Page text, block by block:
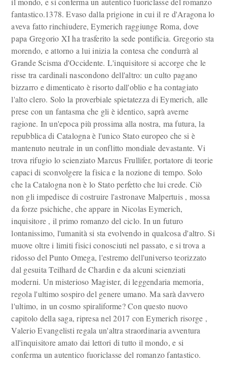
fantastico.1378. Evaso dalla prigione in cui il re d'Aragona lo
aveva fatto rinchiudere, Eymerich raggiunge Roma, dove
papa Gregorio XI ha trasferito la sede pontificia. Gregorio sta
morendo, e attorno a lui inizia la contesa che condurrà al
Grande Scisma d'Occidente. L'inquisitore si accorge che le
risse tra cardinali nascondono dell'altro: un culto pagano
bizzarro e dimenticato è risorto dall'oblio e ha contagiato
l'alto clero. Solo la proverbiale spietatezza di Eymerich, alle
prese con un fantasma che gli è identico, saprà averne
ragione. In un'epoca più prossima alla nostra, ma futura, la
repubblica di Catalogna è l'unico Stato europeo che si è
mantenuto neutrale in un conflitto mondiale devastante. Vi
trova rifugio lo scienziato Marcus Frullifer, portatore di teorie
capaci di sconvolgere la fisica e la nozione di tempo. Solo
che la Catalogna non è lo Stato perfetto che lui crede. Ciò
non gli impedisce di costruire l'astronave Malpertuis , mossa
da forze psichiche, che appare in Nicolas Eymerich,
inquisitore , il primo romanzo del ciclo. In un futuro
lontanissimo, l'umanità si sta evolvendo in qualcosa d'altro. Si
muove oltre i limiti fisici conosciuti nel passato, e si trova a
ridosso del Punto Omega, l'estremo dell'universo teorizzato
dal gesuita Teilhard de Chardin e da alcuni scienziati
moderni. Un misterioso Magister, di leggendaria memoria,
regola l'ultimo sospiro del genere umano. Ma sarà davvero
l'ultimo, in un cosmo spiraliforme? Con questo nuovo
capitolo della saga, ripresa nel 2017 con Eymerich risorge ,
Valerio Evangelisti regala un'altra straordinaria avventura
all'inquisitore amato dai lettori di tutto il mondo, e si
conferma un autentico fuoriclasse del romanzo fantastico.